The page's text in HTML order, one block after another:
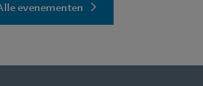
evenementen